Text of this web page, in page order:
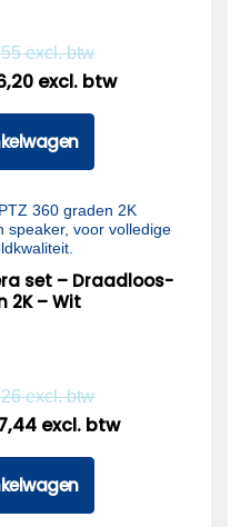
excl. btw
excl. btw
set – Draadloos-
2K – Wit
excl. btw
excl. btw